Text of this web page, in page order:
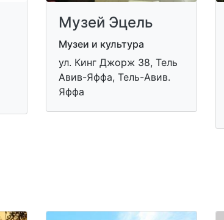
Музей Эцель
Музеи и культура
ул. Кинг Джорж 38, Тель
Авив-Яффа, Тель-Авив.
Яффа